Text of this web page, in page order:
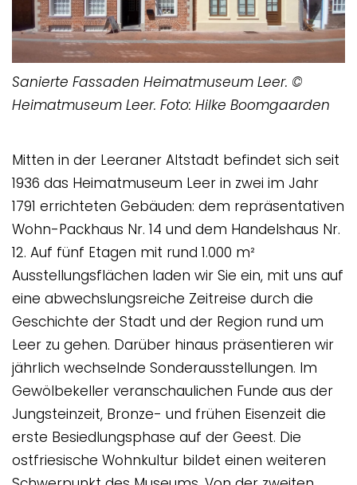
Sanierte Fassaden Heimatmuseum Leer. ©
Heimatmuseum Leer. Foto: Hilke Boomgaarden
Mitten in der Leeraner Altstadt befindet sich seit
1936 das Heimatmuseum Leer in zwei im Jahr
1791 errichteten Gebäuden: dem repräsentativen
Wohn-Packhaus Nr. 14 und dem Handelshaus Nr.
12. Auf fünf Etagen mit rund 1.000 m²
Ausstellungsflächen laden wir Sie ein, mit uns auf
eine abwechslungsreiche Zeitreise durch die
Geschichte der Stadt und der Region rund um
Leer zu gehen. Darüber hinaus präsentieren wir
jährlich wechselnde Sonderausstellungen. Im
Gewölbekeller veranschaulichen Funde aus der
Jungsteinzeit, Bronze- und frühen Eisenzeit die
erste Besiedlungsphase auf der Geest. Die
ostfriesische Wohnkultur bildet einen weiteren